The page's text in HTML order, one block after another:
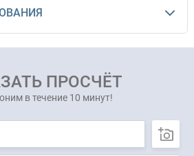
ПРОСЧЁТ
в течение 10 минут!